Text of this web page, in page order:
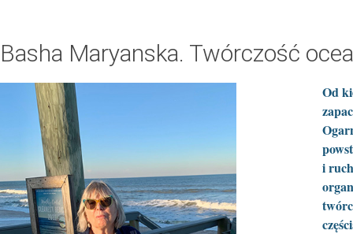
Basha Maryanska. Twórczość
Od
i